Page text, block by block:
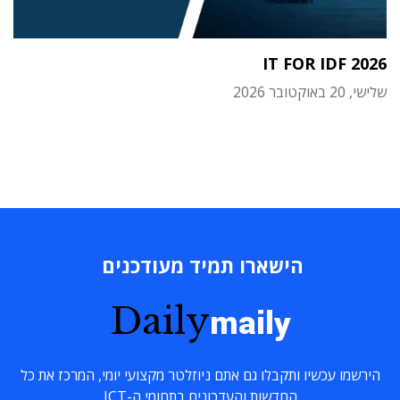
IT FOR IDF 2026
שלישי, 20 באוקטובר 2026
הישארו תמיד מעודכנים
Dailymaily
הירשמו עכשיו ותקבלו גם אתם ניוזלטר מקצועי יומי, המרכז את כל